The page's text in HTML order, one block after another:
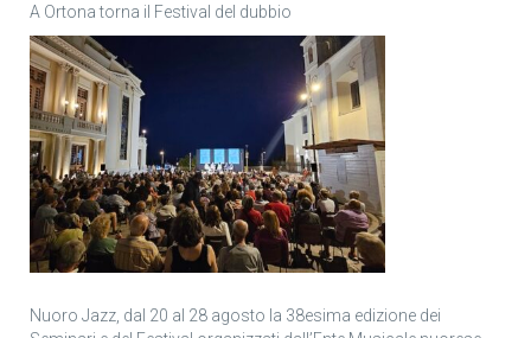
A Ortona torna il Festival del dubbio
Nuoro Jazz, dal 20 al 28 agosto la 38esima edizione dei